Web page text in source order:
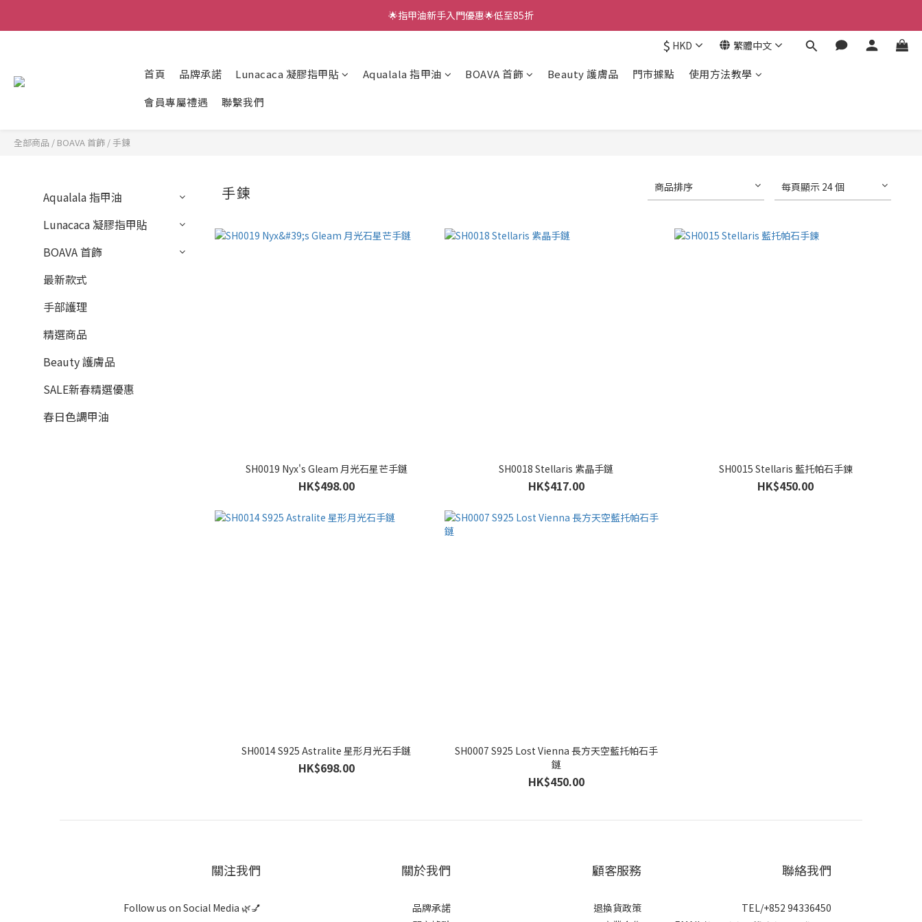
🌟指甲油新手入門優惠🌟低至85折
🌟指甲油新手入門優惠🌟低至85折
🌟指甲油新手入門優惠🌟低至85折
$ HKD 繁體中文
首頁 品牌承諾 Lunacaca 凝膠指甲貼 Aqualala 指甲油 BOAVA 首飾 Beauty 護膚品 門市據點
使用方法教學
會員專屬禮遇
聯繫我們
全部商品 / BOAVA 首飾 /手鍊
Aqualala 指甲油
Lunacaca 凝膠指甲貼
BOAVA 首飾
最新款式
手部護理
精選商品
Beauty 護膚品
SALE新春精選優惠
春日色調甲油
手鍊 商品排序 每頁顯示 24 個
SH0019 Nyx's Gleam 月光石星芒手鏈
HK$498.00
SH0018 Stellaris 紫晶手鏈
HK$417.00
SH0015 Stellaris 藍托帕石手鍊
HK$450.00
SH0014 S925 Astralite 星形月光石手鏈
HK$698.00
SH0007 S925 Lost Vienna 長方天空藍托帕石手
鏈
HK$450.00
關注我們
Follow us on Social Media 🌿💅
關於我們
品牌承諾
顧客服務
退換貨政策
聯絡我們
TEL/+852 94336450